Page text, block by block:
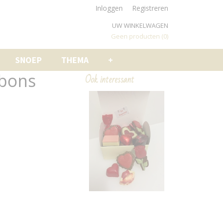
Inloggen Registreren
UW WINKELWAGEN
Geen producten (0)
SNOEP THEMA +
Ook interessant